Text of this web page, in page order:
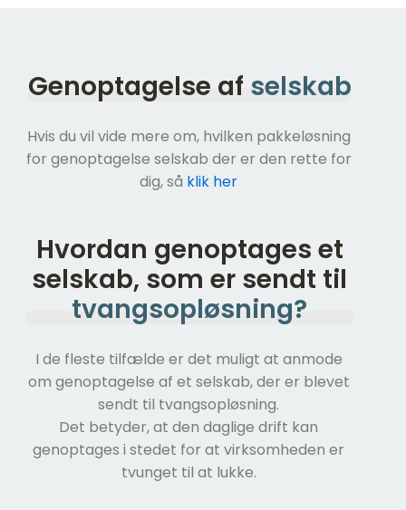
Genoptagelse af selskab
Hvis du vil vide mere om, hvilken pakkeløsning
for genoptagelse selskab der er den rette for
dig, så klik her
Hvordan genoptages et
selskab, som er sendt til
tvangsopløsning?
I de fleste tilfælde er det muligt at anmode
om genoptagelse af et selskab, der er blevet
sendt til tvangsopløsning.
Det betyder, at den daglige drift kan
genoptages i stedet for at virksomheden er
tvunget til at lukke.